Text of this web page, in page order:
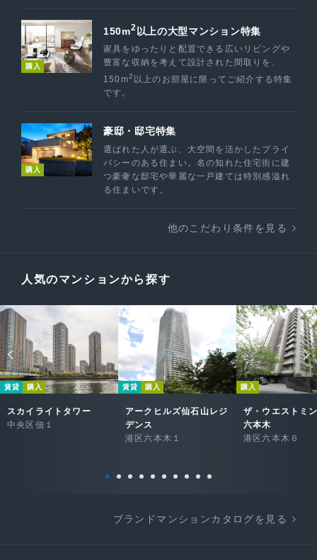
購入
150m2 以上の大型マンション特集
家具をゆったりと配置できる広いリビングや
豊富な収納を考えて設計された間取りを、
150m2 以上のお部屋に限ってご紹介する特集
です。
購入
豪邸・邸宅特集
選ばれた人が選ぶ、大空間を活かしたプライ
バシーのある住まい。名の知れた住宅街に建
つ豪奢な邸宅や華麗な一戸建ては特別感溢れ
る住まいです。
他のこだわり条件を見る
人気のマンションから探す
賃貸 購入
スカイライトタワー
中央区佃１
賃貸 購入
アークヒルズ仙石山レジ
デンス
港区六本木１
購入
ザ・ウエストミ
六本木
港区六本木６
ブランドマンションカタログを見る